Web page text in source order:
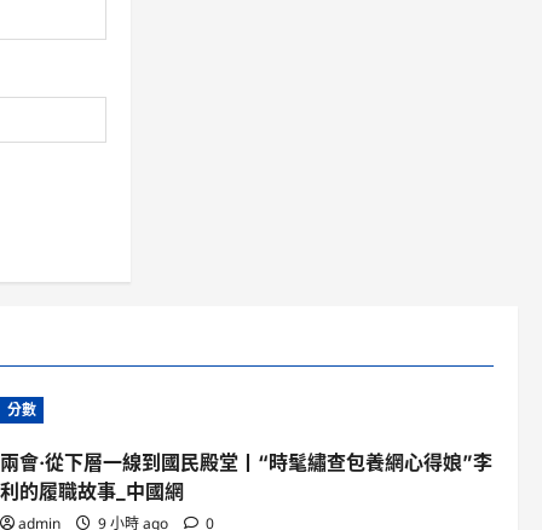
分數
兩會·從下層一線到國民殿堂丨“時髦繡查包養網心得娘”李
利的履職故事_中國網
admin 9 小時 ago 0